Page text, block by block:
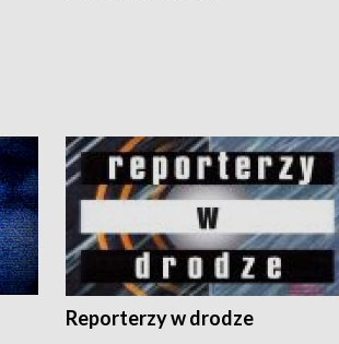
Reporterzy w drodze